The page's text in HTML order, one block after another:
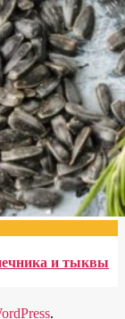
и тыквы
.